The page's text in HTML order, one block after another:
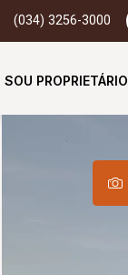
(034) 3256-3000
SOU PROPRIETÁRIO